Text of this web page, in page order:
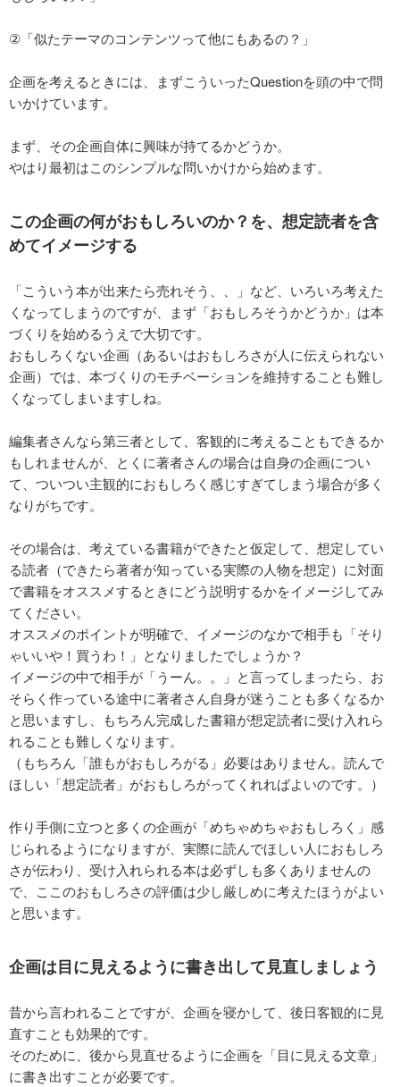
②「似たテーマのコンテンツって他にもあるの？」
企画を考えるときには、まずこういったQuestionを頭の中で問
いかけています。
まず、その企画自体に興味が持てるかどうか。
やはり最初はこのシンプルな問いかけから始めます。
この企画の何がおもしろいのか？を、想定読者を含
めてイメージする
「こういう本が出来たら売れそう、、」など、いろいろ考えた
くなってしまうのですが、まず「おもしろそうかどうか」は本
づくりを始めるうえで大切です。
おもしろくない企画（あるいはおもしろさが人に伝えられない
企画）では、本づくりのモチベーションを維持することも難し
くなってしまいますしね。
編集者さんなら第三者として、客観的に考えることもできるか
もしれませんが、とくに著者さんの場合は自身の企画につい
て、ついつい主観的におもしろく感じすぎてしまう場合が多く
なりがちです。
その場合は、考えている書籍ができたと仮定して、想定してい
る読者（できたら著者が知っている実際の人物を想定）に対面
で書籍をオススメするときにどう説明するかをイメージしてみ
てください。
オススメのポイントが明確で、イメージのなかで相手も「そり
ゃいいや！買うわ！」となりましたでしょうか？
イメージの中で相手が「うーん。。」と言ってしまったら、お
そらく作っている途中に著者さん自身が迷うことも多くなるか
と思いますし、もちろん完成した書籍が想定読者に受け入れら
れることも難しくなります。
（もちろん「誰もがおもしろがる」必要はありません。読んで
ほしい「想定読者」がおもしろがってくれればよいのです。）
作り手側に立つと多くの企画が「めちゃめちゃおもしろく」感
じられるようになりますが、実際に読んでほしい人におもしろ
さが伝わり、受け入れられる本は必ずしも多くありませんの
で、ここのおもしろさの評価は少し厳しめに考えたほうがよい
と思います。
企画は目に見えるように書き出して見直しましょう
昔から言われることですが、企画を寝かして、後日客観的に見
直すことも効果的です。
そのために、後から見直せるように企画を「目に見える文章」
に書き出すことが必要です。